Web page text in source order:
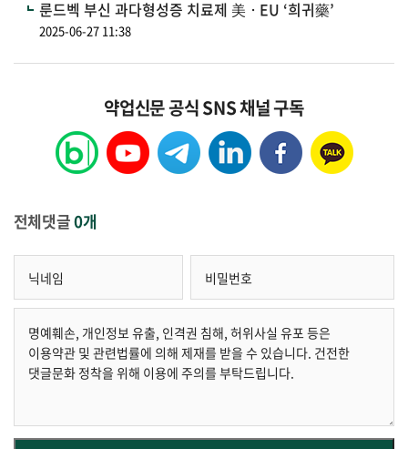
룬드벡 부신 과다형성증 치료제 美ㆍEU ‘희귀藥’
2025-06-27 11:38
약업신문 공식 SNS 채널 구독
전체댓글0개